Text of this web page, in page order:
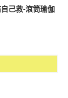
己救-滾筒瑜伽